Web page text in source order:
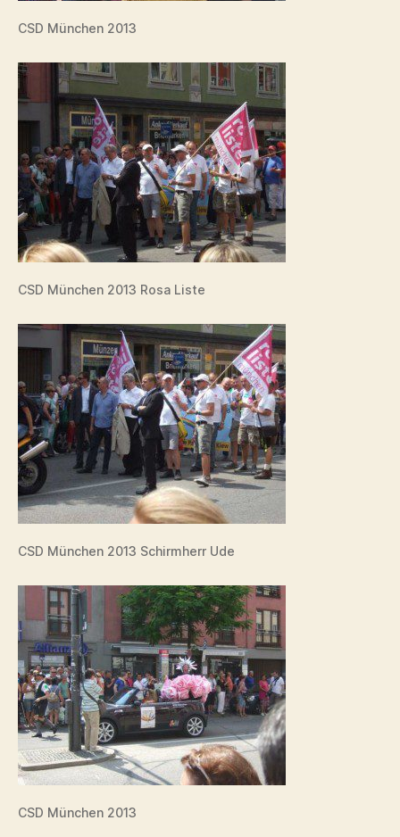
CSD München 2013
CSD München 2013 Rosa Liste
CSD München 2013 Schirmherr Ude
CSD München 2013